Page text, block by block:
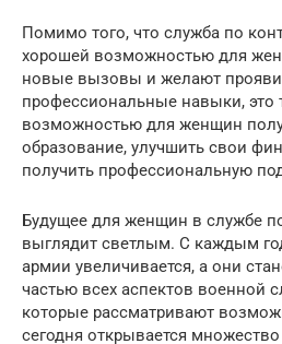
Помимо того, что служба по
хорошей возможностью для
новые вызовы и желают
профессиональные навыки, это
возможностью для женщин
образование, улучшить свои
получить профессиональную
Будущее для женщин в службе
выглядит светлым. С каждым
армии увеличивается, а они
частью всех аспектов военной
которые рассматривают
сегодня открывается